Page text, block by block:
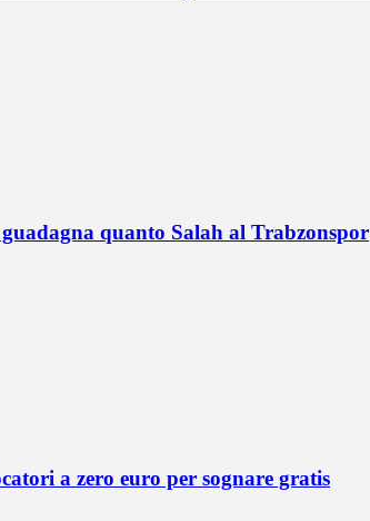
quanto Salah al Trabzonspor
a zero euro per sognare gratis